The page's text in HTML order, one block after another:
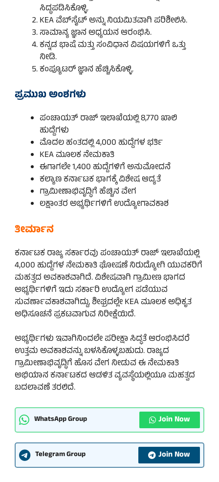
ಸಿದ್ಧಪಡಿಸಿಕೊಳ್ಳಿ.
KEA ವೆಬ್‌ಸೈಟ್ ಅನ್ನು ನಿಯಮಿತವಾಗಿ ಪರಿಶೀಲಿಸಿ.
ಸಾಮಾನ್ಯ ಜ್ಞಾನ ಅಧ್ಯಯನ ಆರಂಭಿಸಿ.
ಕನ್ನಡ ಭಾಷೆ ಮತ್ತು ಸಂವಿಧಾನ ವಿಷಯಗಳಿಗೆ ಒತ್ತು
ನೀಡಿ.
ಕಂಪ್ಯೂಟರ್ ಜ್ಞಾನ ಹೆಚ್ಚಿಸಿಕೊಳ್ಳಿ.
ಪ್ರಮುಖ ಅಂಶಗಳು
ಪಂಚಾಯತ್ ರಾಜ್ ಇಲಾಖೆಯಲ್ಲಿ 8,770 ಖಾಲಿ
ಹುದ್ದೆಗಳು
ಮೊದಲ ಹಂತದಲ್ಲಿ 4,000 ಹುದ್ದೆಗಳ ಭರ್ತಿ
KEA ಮೂಲಕ ನೇಮಕಾತಿ
ಈಗಾಗಲೇ 1,400 ಹುದ್ದೆಗಳಿಗೆ ಅನುಮೋದನೆ
ಕಲ್ಯಾಣ ಕರ್ನಾಟಕ ಭಾಗಕ್ಕೆ ವಿಶೇಷ ಆದ್ಯತೆ
ಗ್ರಾಮೀಣಾಭಿವೃದ್ಧಿಗೆ ಹೆಚ್ಚಿನ ವೇಗ
ಲಕ್ಷಾಂತರ ಅಭ್ಯರ್ಥಿಗಳಿಗೆ ಉದ್ಯೋಗಾವಕಾಶ
ತೀರ್ಮಾನ
ಕರ್ನಾಟಕ ರಾಜ್ಯ ಸರ್ಕಾರವು ಪಂಚಾಯತ್ ರಾಜ್ ಇಲಾಖೆಯಲ್ಲಿ
4,000 ಹುದ್ದೆಗಳ ನೇಮಕಾತಿ ಘೋಷಣೆ ನಿರುದ್ಯೋಗಿ ಯುವಕರಿಗೆ
ಮಹತ್ವದ ಅವಕಾಶವಾಗಿದೆ. ವಿಶೇಷವಾಗಿ ಗ್ರಾಮೀಣ ಭಾಗದ
ಅಭ್ಯರ್ಥಿಗಳಿಗೆ ಇದು ಸರ್ಕಾರಿ ಉದ್ಯೋಗ ಪಡೆಯುವ
ಸುವರ್ಣಾವಕಾಶವಾಗಿದ್ದು, ಶೀಘ್ರದಲ್ಲೇ KEA ಮೂಲಕ ಅಧಿಕೃತ
ಅಧಿಸೂಚನೆ ಪ್ರಕಟವಾಗುವ ನಿರೀಕ್ಷೆಯಿದೆ.
ಅಭ್ಯರ್ಥಿಗಳು ಇವಾಗಿನಿಂದಲೇ ಪರೀಕ್ಷಾ ಸಿದ್ಧತೆ ಆರಂಭಿಸಿದರೆ
ಉತ್ತಮ ಅವಕಾಶವನ್ನು ಬಳಸಿಕೊಳ್ಳಬಹುದು. ರಾಜ್ಯದ
ಗ್ರಾಮೀಣಾಭಿವೃದ್ಧಿಗೆ ಹೊಸ ವೇಗ ನೀಡುವ ಈ ನೇಮಕಾತಿ
ಅಭಿಯಾನ ಕರ್ನಾಟಕದ ಆಡಳಿತ ವ್ಯವಸ್ಥೆಯಲ್ಲಿಯೂ ಮಹತ್ವದ
ಬದಲಾವಣೆ ತರಲಿದೆ.
WhatsApp Group Join Now
Telegram Group Join Now